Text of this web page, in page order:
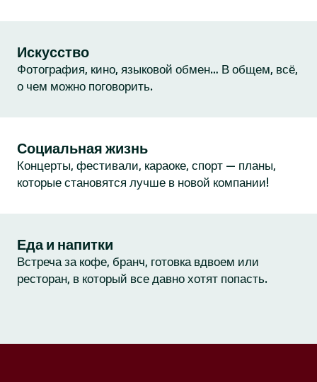
Искусство
Фотография, кино, языковой обмен… В общем, всё,
о чем можно поговорить.
Социальная жизнь
Концерты, фестивали, караоке, спорт — планы,
которые становятся лучше в новой компании!
Еда и напитки
Встреча за кофе, бранч, готовка вдвоем или
ресторан, в который все давно хотят попасть.